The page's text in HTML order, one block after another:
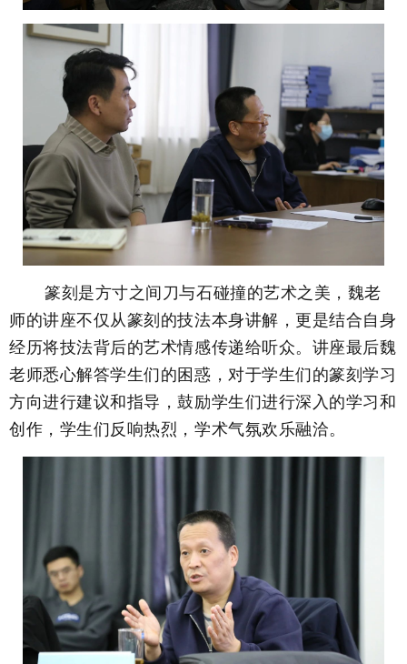
篆刻是方寸之间刀与石碰撞的艺术之美，魏老
师的讲座不仅从篆刻的技法本身讲解，更是结合自身
经历将技法背后的艺术情感传递给听众。讲座最后魏
老师悉心解答学生们的困惑，对于学生们的篆刻学习
方向进行建议和指导，鼓励学生们进行深入的学习和
创作，学生们反响热烈，学术气氛欢乐融洽。